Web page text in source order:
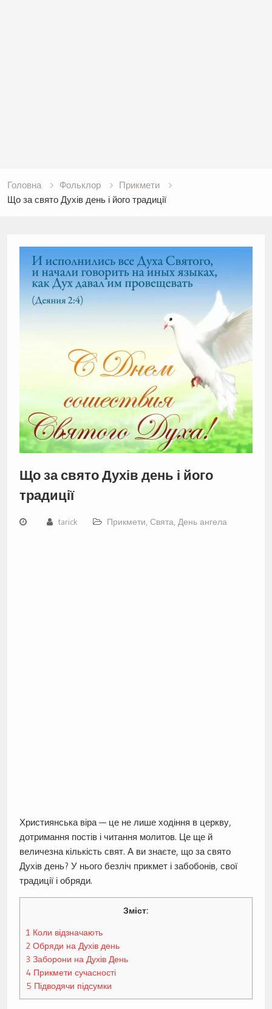
Головна Фольклор
Прикмети
Що за свято Духів день і його традиції
Що за свято Духів день і його
традиції
tarick Прикмети, Свята, День ангела
Християнська віра — це не лише ходіння в церкву,
дотримання постів і читання молитов. Це ще й
величезна кількість свят. А ви знаєте, що за свято
Духів день? У нього безліч прикмет і забобонів, свої
традиції і обряди.
Зміст:
1 Коли відзначають
2Обряди на Духів день
3 Заборони на Духів День
4 Прикмети сучасності
5 Підводячи підсумки